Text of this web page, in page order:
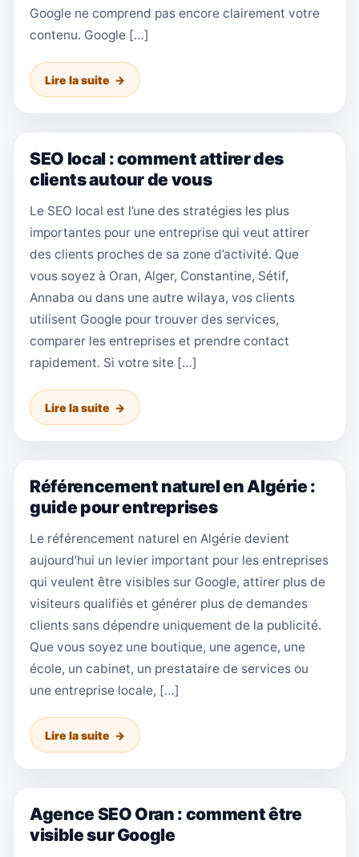
Google ne comprend pas encore clairement votre
contenu. Google […]
Lire la suite
SEO local : comment attirer des
clients autour de vous
Le SEO local est l’une des stratégies les plus
importantes pour une entreprise qui veut attirer
des clients proches de sa zone d’activité. Que
vous soyez à Oran, Alger, Constantine, Sétif,
Annaba ou dans une autre wilaya, vos clients
utilisent Google pour trouver des services,
comparer les entreprises et prendre contact
rapidement. Si votre site […]
Lire la suite
Référencement naturel en Algérie :
guide pour entreprises
Le référencement naturel en Algérie devient
aujourd’hui un levier important pour les entreprises
qui veulent être visibles sur Google, attirer plus de
visiteurs qualifiés et générer plus de demandes
clients sans dépendre uniquement de la publicité.
Que vous soyez une boutique, une agence, une
école, un cabinet, un prestataire de services ou
une entreprise locale, […]
Lire la suite
Agence SEO Oran : comment être
visible sur Google